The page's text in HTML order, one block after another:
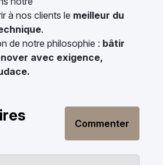
à nos clients le meilleur du
.
de notre philosophie : bâtir
avec exigence,
Commenter